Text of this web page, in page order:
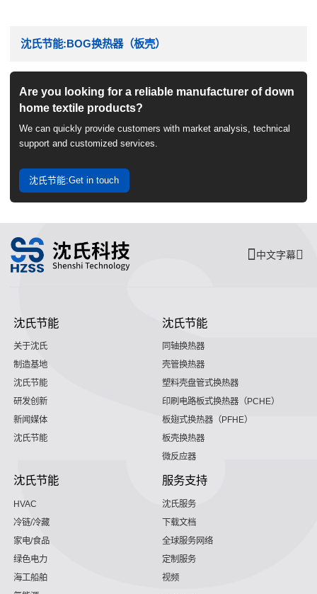
沈氏节能:BOG换热器（板壳）
Are you looking for a reliable manufacturer of down
home textile products?
We can quickly provide customers with market analysis, technical
support and customized services.
沈氏节能:Get in touch
中文字幕
沈氏节能
关于沈氏
制造基地
沈氏节能
研发创新
新闻媒体
沈氏节能
沈氏节能
同轴换热器
壳管换热器
塑料壳盘管式换热器
印刷电路板式换热器（PCHE）
板翅式换热器（PFHE）
板壳换热器
微反应器
沈氏节能
HVAC
冷链/冷藏
家电/食品
绿色电力
海工船舶
服务支持
沈氏服务
下载文档
全球服务网络
定制服务
视频